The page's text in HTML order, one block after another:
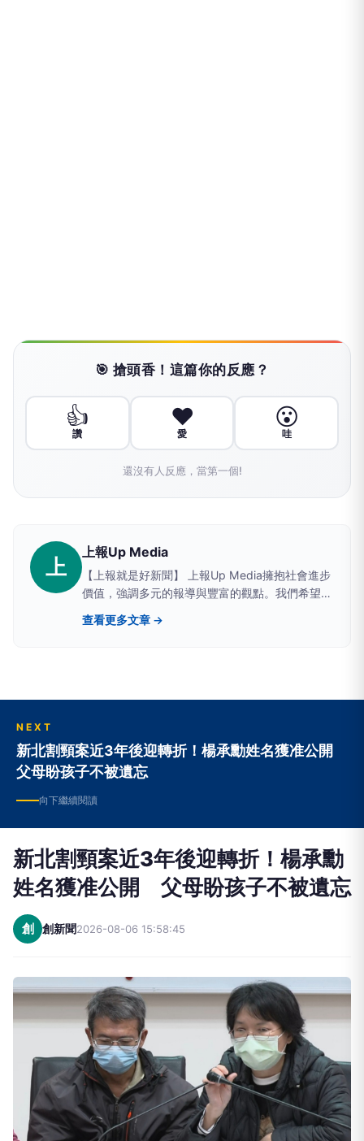
🎯 搶頭香！這篇你的反應？
👍
讚
❤️
愛
😮
哇
還沒有人反應，當第一個!
上
上報Up Media
【上報就是好新聞】 上報Up Media擁抱社會進步
價值，強調多元的報導與豐富的觀點。我們希望提
供讀者具有深度、廣度的原生新聞。
查看更多文章 →
NEXT
新北割頸案近3年後迎轉折！楊承勳姓名獲准公開
父母盼孩子不被遺忘
向下繼續閱讀
新北割頸案近3年後迎轉折！楊承勳
姓名獲准公開 父母盼孩子不被遺忘
創 創新聞2026-08-06 15:58:45